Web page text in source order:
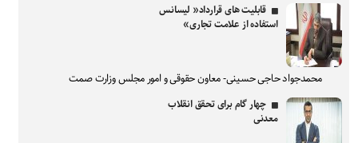
قابلیت های قرارداد« لیسانس
استفاده از علامت تجاری»
محمدجواد حاجی حسینی- معاون حقوقی و امور مجلس وزارت صمت
چهار گام برای تحقق انقلاب
معدنی